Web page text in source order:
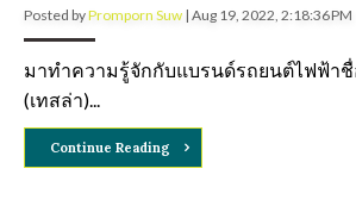
Posted byPromporn Suw | Aug 19, 2022, 2:18:36 PM
มาทำความรู้จักกับแบรนด์รถยนต์ไฟฟ้าชื่
(เทสล่า)...
Continue Reading